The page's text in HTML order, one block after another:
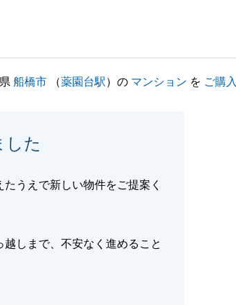
ります。
がございま
船橋市 （薬園台駅）の マンション を ご購入
した
うえで新しい物件をご提案く
しまで、不安なく進めること